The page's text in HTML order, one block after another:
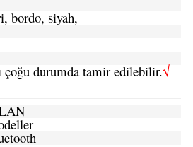
bordo, siyah,
çoğu durumda tamir edilebilir.√